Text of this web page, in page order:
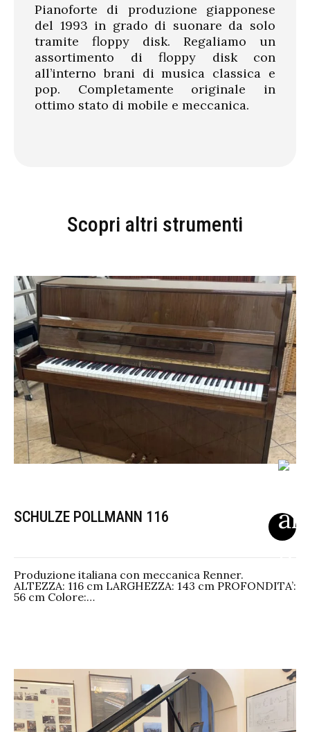
Pianoforte di produzione giapponese
del 1993 in grado di suonare da solo
tramite floppy disk. Regaliamo un
assortimento di floppy disk con
all’interno brani di musica classica e
pop. Completamente originale in
ottimo stato di mobile e meccanica.
Scopri altri strumenti
SCHULZE POLLMANN 116
Produzione italiana con meccanica Renner.
ALTEZZA: 116 cm LARGHEZZA: 143 cm PROFONDITA’:
56 cm Colore:…